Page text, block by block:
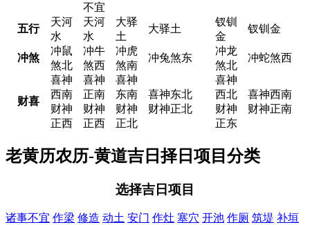
不宜
五行
天河
水
天河
水
大驿
土
大驿土
钗钏
金
钗钏金
冲煞
冲鼠
煞北
冲牛
煞西
冲虎
煞南
冲兔煞东
冲龙
煞北
冲蛇煞西
财喜
喜神
西南
财神
正西
喜神
正南
财神
正西
喜神
东南
财神
正北
喜神东北
财神正北
喜神
西北
财神
正东
喜神西南
财神正南
老黄历农历-黄道吉日择日项目分类
选择吉日项目
诸事不宜 作梁 修造 动土 安门 作灶 塞穴 开池 作厕 筑堤 补垣